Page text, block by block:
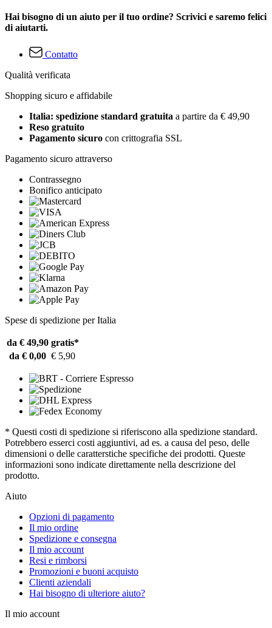
Hai bisogno di un aiuto per il tuo ordine? Scrivici e saremo felici
di aiutarti.
Contatto
Qualità verificata
Shopping sicuro e affidabile
Italia: spedizione standard gratuita a partire da € 49,90
Reso gratuito
Pagamento sicuro con crittografia SSL
Pagamento sicuro attraverso
Contrassegno
Bonifico anticipato
Spese di spedizione per Italia
da € 49,90 gratis*
da € 0,00 € 5,90
* Questi costi di spedizione si riferiscono alla spedizione standard.
Potrebbero esserci costi aggiuntivi, ad es. a causa del peso, delle
dimensioni o delle caratterstiche specifiche dei prodotti. Queste
informazioni sono indicate direttamente nella descrizione del
prodotto.
Aiuto
Opzioni di pagamento
Il mio ordine
Spedizione e consegna
Il mio account
Resi e rimborsi
Promozioni e buoni acquisto
Clienti aziendali
Hai bisogno di ulteriore aiuto?
Il mio account